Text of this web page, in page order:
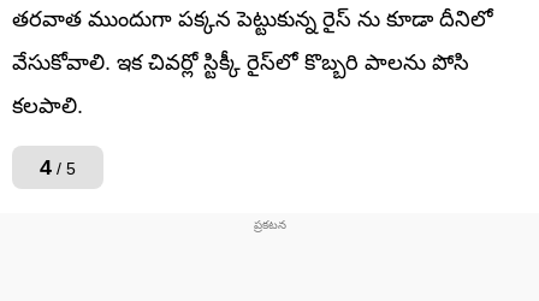
తరవాత ముందుగా పక్కన పెట్టుకున్న రైస్ ను కూడా దీనిలో
వేసుకోవాలి. ఇక చివర్లో స్టిక్కీ రైస్‌లో కొబ్బరి పాలను పోసి
కలపాలి.
4 / 5